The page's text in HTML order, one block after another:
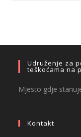
Udruženje za
teškoćama na
Mjesto gdje
Kontakt